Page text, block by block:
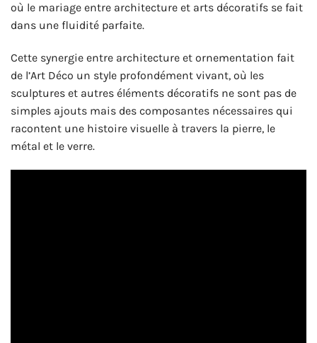
où le mariage entre architecture et arts décoratifs se fait
dans une fluidité parfaite.
Cette synergie entre architecture et ornementation fait
de l’Art Déco un style profondément vivant, où les
sculptures et autres éléments décoratifs ne sont pas de
simples ajouts mais des composantes nécessaires qui
racontent une histoire visuelle à travers la pierre, le
métal et le verre.